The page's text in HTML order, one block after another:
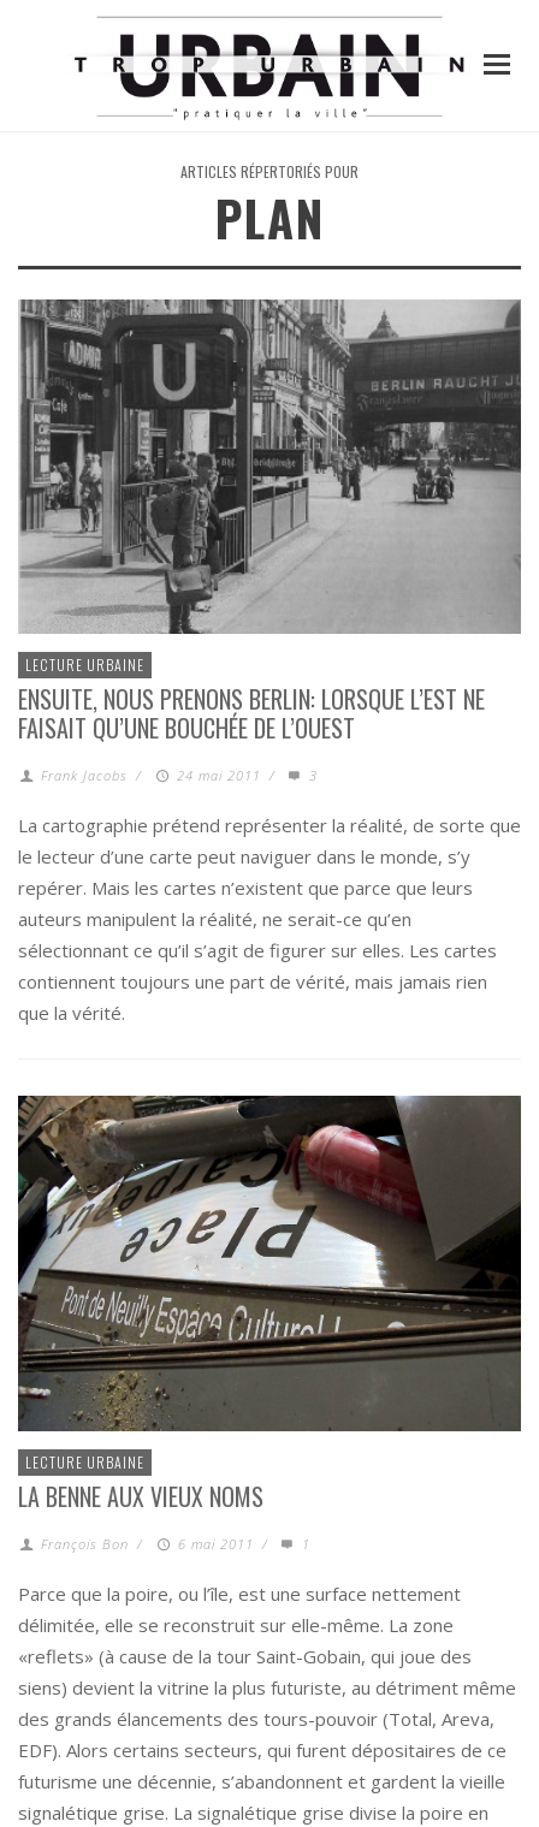
ARTICLES RÉPERTORIÉS POUR
PLAN
LECTURE URBAINE
ENSUITE, NOUS PRENONS BERLIN: LORSQUE L’EST NE
FAISAIT QU’UNE BOUCHÉE DE L’OUEST
Frank Jacobs / 24 mai 2011 / 3
La cartographie prétend représenter la réalité, de sorte que
le lecteur d’une carte peut naviguer dans le monde, s’y
repérer. Mais les cartes n’existent que parce que leurs
auteurs manipulent la réalité, ne serait-ce qu’en
sélectionnant ce qu’il s’agit de figurer sur elles. Les cartes
contiennent toujours une part de vérité, mais jamais rien
que la vérité.
LECTURE URBAINE
LA BENNE AUX VIEUX NOMS
François Bon / 6 mai 2011 / 1
Parce que la poire, ou l’île, est une surface nettement
délimitée, elle se reconstruit sur elle-même. La zone
«reflets» (à cause de la tour Saint-Gobain, qui joue des
siens) devient la vitrine la plus futuriste, au détriment même
des grands élancements des tours-pouvoir (Total, Areva,
EDF). Alors certains secteurs, qui furent dépositaires de ce
futurisme une décennie, s’abandonnent et gardent la vieille
signalétique grise. La signalétique grise divise la poire en